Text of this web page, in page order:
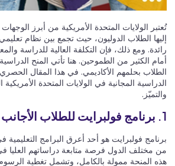
تُعتبر الولايات المتحدة الأمريكية من أبرز الوجهات
إليها الطلاب الدوليون، حيث تجمع بين نظام
رائدة. ومع ذلك، فإن التكلفة العالية للدراسة
أمام الكثير من الطموحين. هنا تأتي المنح
الطلاب بحلمهم الأكاديمي. في هذا المقال
الدراسية المجانية في الولايات المتحدة
والتميّز.
1. برنامج فولبرايت للطلاب الأجانب
برنامج فولبرايت هو أحد أعرق البرامج التعليمية
من مختلف الدول فرصة متابعة دراساتهم العليا
هذه المنحة ممولة بالكامل، وتشمل تغطية